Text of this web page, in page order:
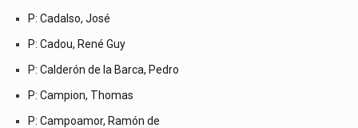
P: Cadalso, José
P: Cadou, René Guy
P: Calderón de la Barca, Pedro
P: Campion, Thomas
P: Campoamor, Ramón de